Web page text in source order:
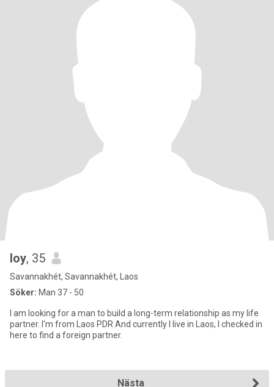
loy, 35
Savannakhét, Savannakhét, Laos
Söker: Man 37 - 50
I am looking for a man to build a long-term relationship as my life
partner. I'm from Laos PDR And currently I live in Laos, I checked in
here to find a foreign partner.
Nästa